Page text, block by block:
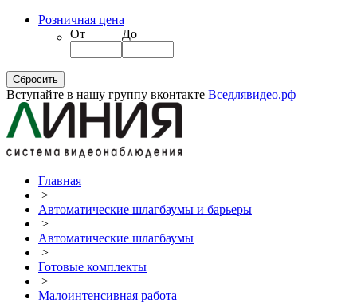
Розничная цена
От
До
Вступайте в нашу группу вконтакте Вседлявидео.рф
Главная
>
Автоматические шлагбаумы и барьеры
>
Автоматические шлагбаумы
>
Готовые комплекты
>
Малоинтенсивная работа